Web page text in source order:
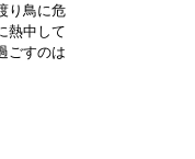
り鳥に危
熱中して
ごすのは